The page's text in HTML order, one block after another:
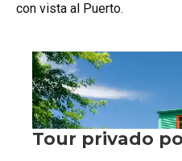
con vista al Puerto.